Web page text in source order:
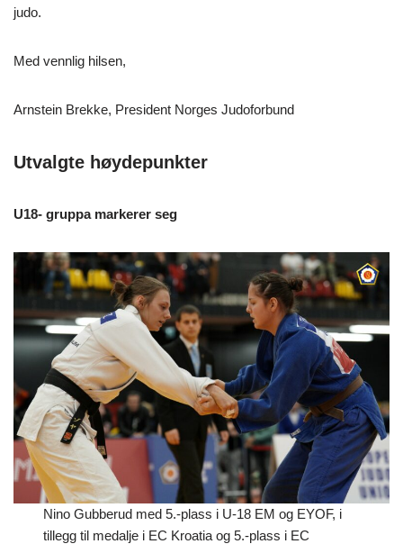
judo.
Med vennlig hilsen,
Arnstein Brekke, President Norges Judoforbund
Utvalgte høydepunkter
U18- gruppa markerer seg
Nino Gubberud med 5.-plass i U-18 EM og EYOF, i
tillegg til medalje i EC Kroatia og 5.-plass i EC